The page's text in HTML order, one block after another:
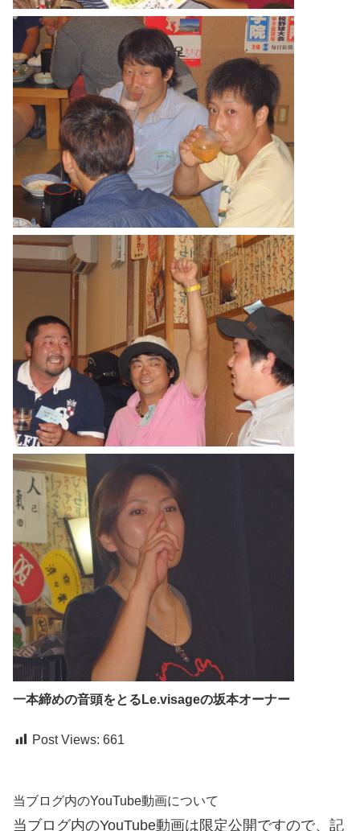
一本締めの音頭をとるLe.visageの坂本オーナー
Post Views: 661
当ブログ内のYouTube動画について
当ブログ内のYouTube動画は限定公開ですので、記